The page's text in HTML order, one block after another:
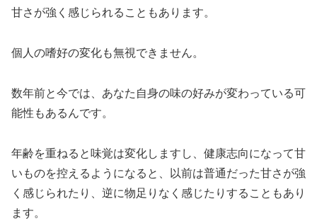
甘さが強く感じられることもあります。
個人の嗜好の変化も無視できません。
数年前と今では、あなた自身の味の好みが変わっている可
能性もあるんです。
年齢を重ねると味覚は変化しますし、健康志向になって甘
いものを控えるようになると、以前は普通だった甘さが強
く感じられたり、逆に物足りなく感じたりすることもあり
ます。